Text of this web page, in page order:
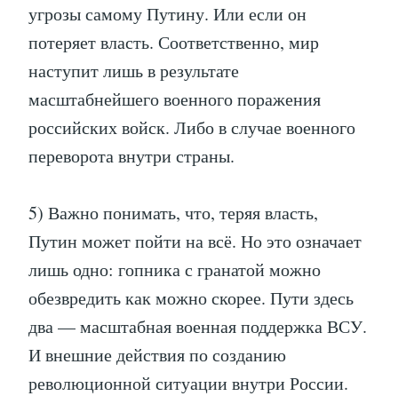
угрозы самому Путину. Или если он
потеряет власть. Соответственно, мир
наступит лишь в результате
масштабнейшего военного поражения
российских войск. Либо в случае военного
переворота внутри страны.
5) Важно понимать, что, теряя власть,
Путин может пойти на всё. Но это означает
лишь одно: гопника с гранатой можно
обезвредить как можно скорее. Пути здесь
два — масштабная военная поддержка ВСУ.
И внешние действия по созданию
революционной ситуации внутри России.